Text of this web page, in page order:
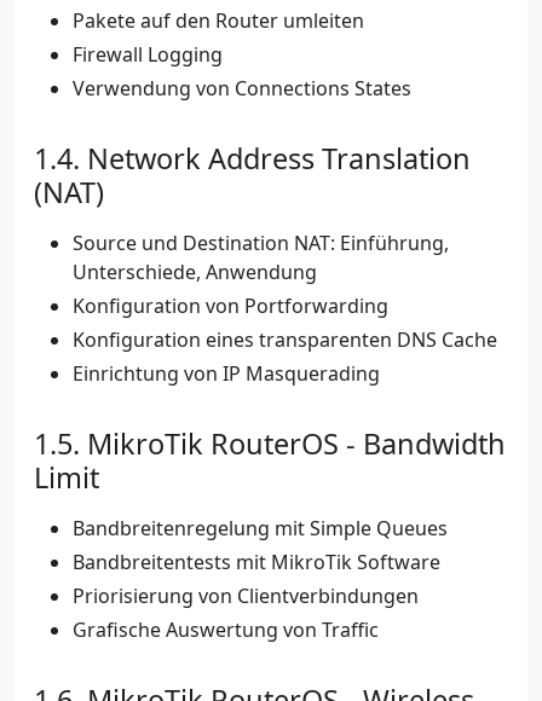
Pakete auf den Router umleiten
Firewall Logging
Verwendung von Connections States
Network Address Translation
(NAT)
Source und Destination NAT: Einführung,
Unterschiede, Anwendung
Konfiguration von Portforwarding
Konfiguration eines transparenten DNS Cache
Einrichtung von IP Masquerading
MikroTik RouterOS - Bandwidth
Limit
Bandbreitenregelung mit Simple Queues
Bandbreitentests mit MikroTik Software
Priorisierung von Clientverbindungen
Grafische Auswertung von Traffic